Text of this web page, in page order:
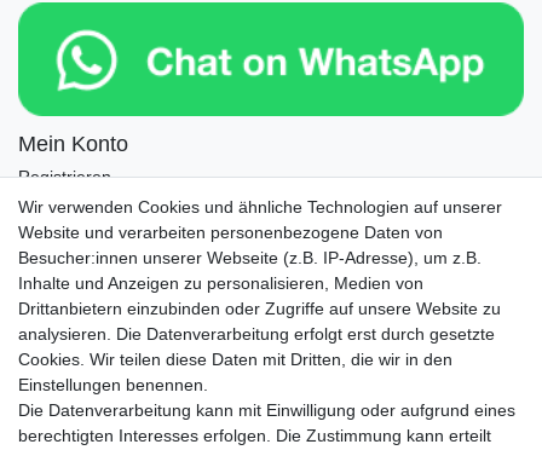
Mein Konto
Registrieren
Login
Newsletter
E-MAIL **
Newsletter
Honig
Hiermit bestätige ich, dass ich die
Einwilligung kann ich jederzeit widerrufen.**
Wir verwenden Cookies und ähnliche Technologien auf unserer
Website und verarbeiten personenbezogene Daten von
Besucher:innen unserer Webseite (z.B. IP-Adresse), um z.B.
Inhalte und Anzeigen zu personalisieren, Medien von
Drittanbietern einzubinden oder Zugriffe auf unsere Website zu
analysieren. Die Datenverarbeitung erfolgt erst durch gesetzte
Cookies. Wir teilen diese Daten mit Dritten, die wir in den
Einstellungen benennen.
Die Datenverarbeitung kann mit Einwilligung oder aufgrund eines
berechtigten Interesses erfolgen. Die Zustimmung kann erteilt